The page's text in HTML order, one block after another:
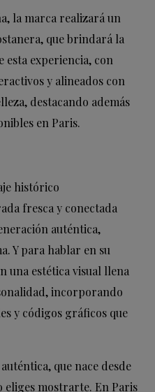
la marca realizará un
que brindará la
experiencia, con
y alineados con
destacando además
en Paris.
histórico
fresca y conectada
auténtica,
Y para hablar en su
una estética visual llena
incorporando
y códigos gráficos que
que nace desde
eliges mostrarte. En Paris